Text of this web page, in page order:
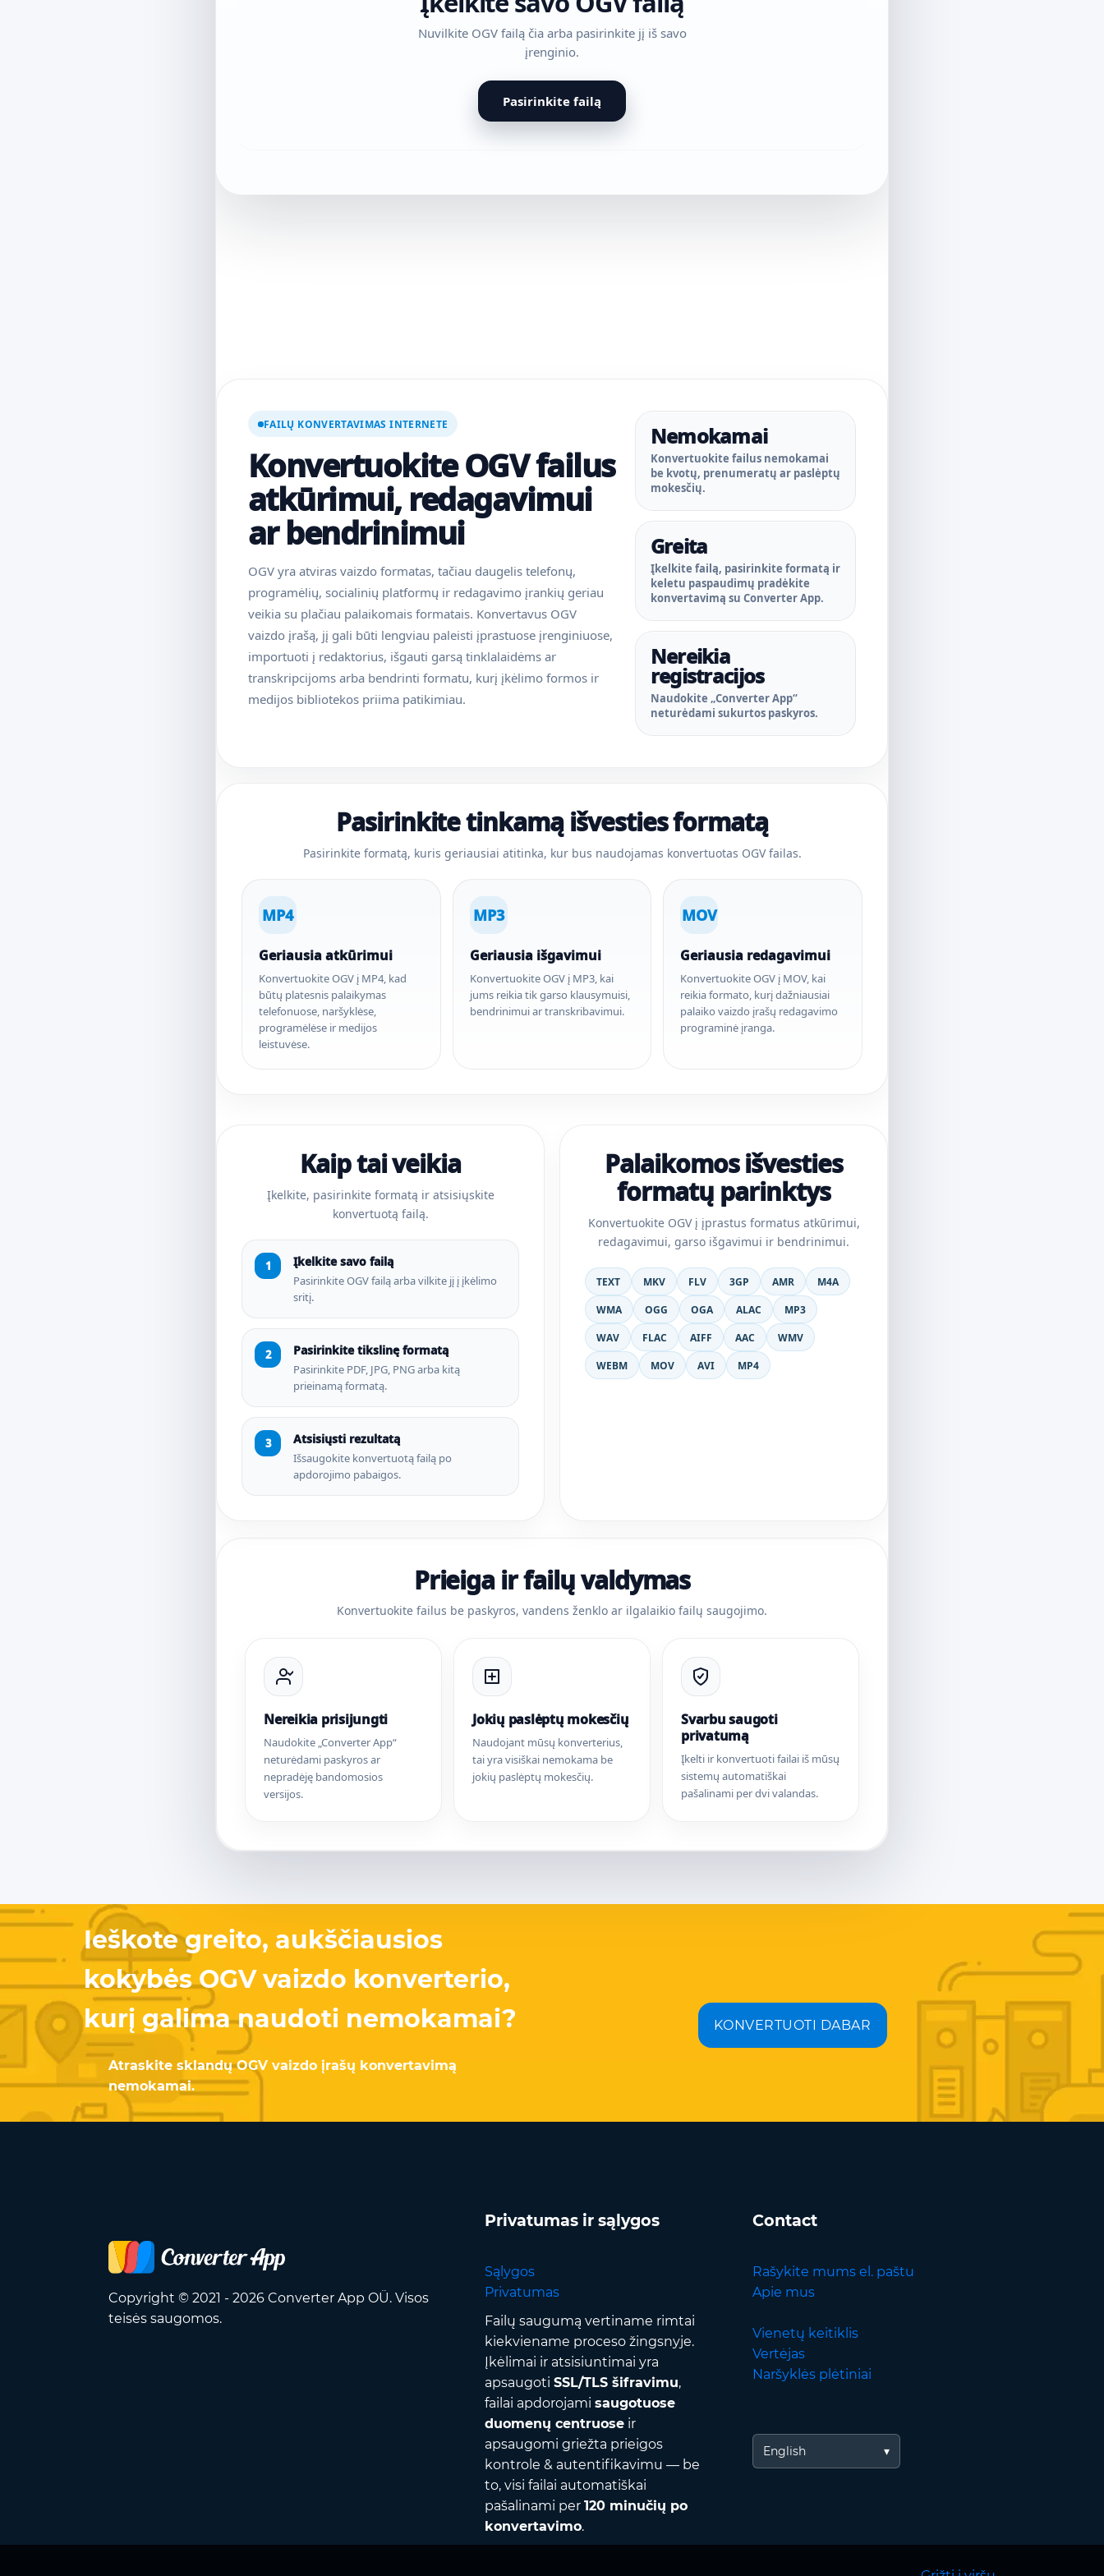
Nuvilkite OGV failą čia arba pasirinkite jį iš savo
įrenginio.
Pasirinkite failą
FAILŲ KONVERTAVIMAS INTERNETE
Konvertuokite OGV failus
atkūrimui, redagavimui
ar bendrinimui
OGV yra atviras vaizdo formatas, tačiau daugelis telefonų,
programėlių, socialinių platformų ir redagavimo įrankių geriau
veikia su plačiau palaikomais formatais. Konvertavus OGV
vaizdo įrašą, jį gali būti lengviau paleisti įprastuose įrenginiuose,
importuoti į redaktorius, išgauti garsą tinklalaidėms ar
transkripcijoms arba bendrinti formatu, kurį įkėlimo formos ir
medijos bibliotekos priima patikimiau.
Nemokamai
Konvertuokite failus nemokamai
be kvotų, prenumeratų ar paslėptų
mokesčių.
Greita
Įkelkite failą, pasirinkite formatą ir
keletu paspaudimų pradėkite
konvertavimą su Converter App.
Nereikia
registracijos
Naudokite „Converter App“
neturėdami sukurtos paskyros.
Pasirinkite tinkamą išvesties formatą
Pasirinkite formatą, kuris geriausiai atitinka, kur bus naudojamas konvertuotas OGV failas.
MP4
Geriausia atkūrimui
Konvertuokite OGV į MP4, kad
būtų platesnis palaikymas
telefonuose, naršyklėse,
programėlėse ir medijos
leistuvėse.
MP3
Geriausia išgavimui
Konvertuokite OGV į MP3, kai
jums reikia tik garso klausymuisi,
bendrinimui ar transkribavimui.
MOV
Geriausia redagavimui
Konvertuokite OGV į MOV, kai
reikia formato, kurį dažniausiai
palaiko vaizdo įrašų redagavimo
programinė įranga.
Kaip tai veikia
Įkelkite, pasirinkite formatą ir atsisiųskite
konvertuotą failą.
Įkelkite savo failą
Pasirinkite OGV failą arba vilkite jį į įkėlimo
sritį.
Pasirinkite tikslinę formatą
Pasirinkite PDF, JPG, PNG arba kitą
prieinamą formatą.
Atsisiųsti rezultatą
Išsaugokite konvertuotą failą po
apdorojimo pabaigos.
Palaikomos išvesties
formatų parinktys
Konvertuokite OGV į įprastus formatus atkūrimui,
redagavimui, garso išgavimui ir bendrinimui.
TEXT MKV FLV 3GP AMR
M4A
WMA
OGG OGA ALAC
MP3
WAV
FLAC AIFF AAC
WMV
WEBM
MOV AVI MP4
Prieiga ir failų valdymas
Konvertuokite failus be paskyros, vandens ženklo ar ilgalaikio failų saugojimo.
Nereikia prisijungti
Naudokite „Converter App“
neturėdami paskyros ar
nepradėję bandomosios
versijos.
Jokių paslėptų mokesčių
Naudojant mūsų konverterius,
tai yra visiškai nemokama be
jokių paslėptų mokesčių.
Svarbu saugoti
privatumą
Įkelti ir konvertuoti failai iš mūsų
sistemų automatiškai
pašalinami per dvi valandas.
Ieškote greito, aukščiausios
kokybės OGV vaizdo konverterio,
kurį galima naudoti nemokamai?
Atraskite sklandų OGV vaizdo įrašų konvertavimą
nemokamai.
KONVERTUOTI DABAR
Copyright © 2021 - 2026 Converter App OÜ. Visos
teisės saugomos.
Privatumas ir sąlygos
Sąlygos
Privatumas
Failų saugumą vertiname rimtai
kiekviename proceso žingsnyje.
Įkėlimai ir atsisiuntimai yra
apsaugoti SSL/TLS šifravimu,
failai apdorojami saugotuose
duomenų centruoseir
apsaugomi griežta prieigos
kontrole & autentifikavimu — be
to, visi failai automatiškai
pašalinami per 120 minučių po
konvertavimo.
Contact
Rašykite mums el. paštu
Apie mus
Vienetų keitiklis
Vertėjas
Naršyklės plėtiniai
English